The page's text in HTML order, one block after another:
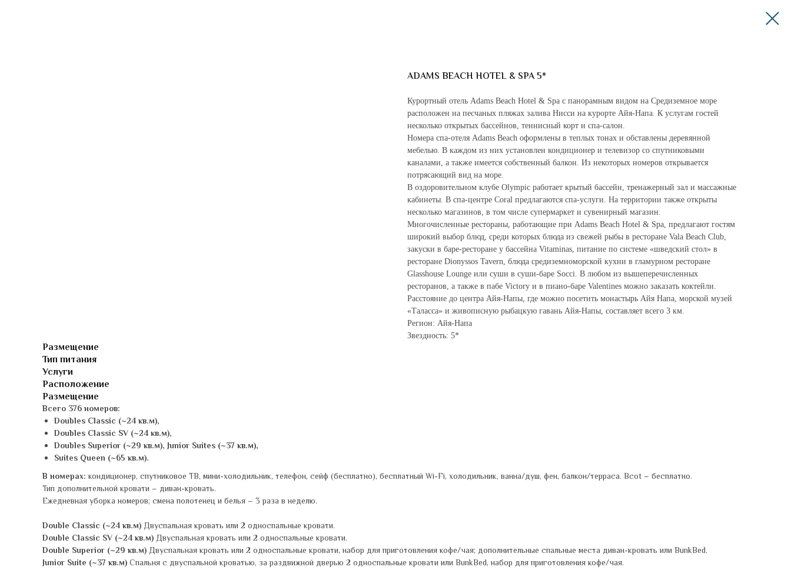
ADAMS BEACH HOTEL & SPA 5*
Курортный отель Adams Beach Hotel & Spa с панорамным видом на Средиземное море
расположен на песчаных пляжах залива Нисси на курорте Айя-Напа. К услугам гостей
несколько открытых бассейнов, теннисный корт и спа-салон.
Номера спа-отеля Adams Beach оформлены в теплых тонах и обставлены деревянной
мебелью. В каждом из них установлен кондиционер и телевизор со спутниковыми
каналами, а также имеется собственный балкон. Из некоторых номеров открывается
потрясающий вид на море.
В оздоровительном клубе Olympic работает крытый бассейн, тренажерный зал и массажные
кабинеты. В спа-центре Coral предлагаются спа-услуги. На территории также открыты
несколько магазинов, в том числе супермаркет и сувенирный магазин.
Многочисленные рестораны, работающие при Adams Beach Hotel & Spa, предлагают гостям
широкий выбор блюд, среди которых блюда из свежей рыбы в ресторане Vala Beach Club,
закуски в баре-ресторане у бассейна Vitaminas, питание по системе «шведский стол» в
ресторане Dionyssos Tavern, блюда средиземноморской кухни в гламурном ресторане
Glasshouse Lounge или суши в суши-баре Socci. В любом из вышеперечисленных
ресторанов, а также в пабе Victory и в пиано-баре Valentines можно заказать коктейли.
Расстояние до центра Айя-Напы, где можно посетить монастырь Айя Напа, морской музей
«Таласса» и живописную рыбацкую гавань Айя-Напы, составляет всего 3 км.
Регион: Айя-Напа
Звездность: 5*
Размещение
Тип питания
Услуги
Расположение
Размещение
Всего 376 номеров:
Doubles Classic (~24 кв.м),
Doubles Classic SV (~24 кв.м),
Doubles Superior (~29 кв.м), Junior Suites (~37 кв.м),
Suites Queen (~65 кв.м).
В номерах:кондиционер, спутниковое ТВ, мини-холодильник, телефон, сейф (бесплатно), бесплатный Wi-Fi, холодильник, ванна/душ, фен, балкон/терраса. Bcot – бесплатно.
Тип дополнительной кровати – диван-кровать.
Ежедневная уборка номеров; смена полотенец и белья – 3 раза в неделю.
Double Classic (~24 кв.м) Двуспальная кровать или 2 односпальные кровати.
Double Classic SV (~24 кв.м) Двуспальная кровать или 2 односпальные кровати.
Double Superior (~29 кв.м) Двуспальная кровать или 2 односпальные кровати, набор для приготовления кофе/чая; дополнительные спальные места диван-кровать или BunkBed.
Junior Suite (~37 кв.м)Спальня с двуспальной кроватью, за раздвижной дверью 2 односпальные кровати или BunkBed, набор для приготовления кофе/чая.